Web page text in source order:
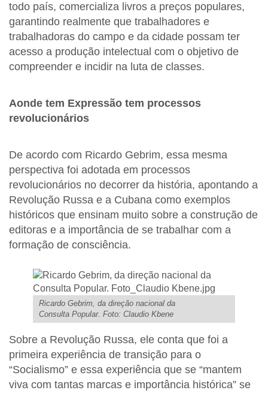
todo país, comercializa livros a preços populares,
garantindo realmente que trabalhadores e
trabalhadoras do campo e da cidade possam ter
acesso a produção intelectual com o objetivo de
compreender e incidir na luta de classes.
Aonde tem Expressão tem processos
revolucionários
De acordo com Ricardo Gebrim, essa mesma
perspectiva foi adotada em processos
revolucionários no decorrer da história, apontando a
Revolução Russa e a Cubana como exemplos
históricos que ensinam muito sobre a construção de
editoras e a importância de se trabalhar com a
formação de consciência.
Ricardo Gebrim, da direção nacional da
Consulta Popular. Foto: Claudio Kbene
Sobre a Revolução Russa, ele conta que foi a
primeira experiência de transição para o
“Socialismo” e essa experiência que se “mantem
viva com tantas marcas e importância histórica” se